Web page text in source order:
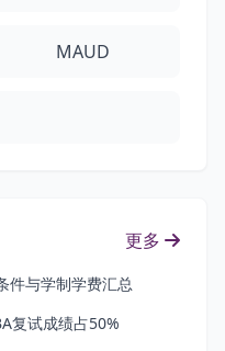
MAUD
更多
件与学制学费汇总
复试成绩占50%